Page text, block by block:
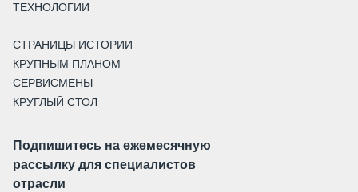
ТЕХНОЛОГИИ
СТРАНИЦЫ ИСТОРИИ
КРУПНЫМ ПЛАНОМ
СЕРВИСМЕНЫ
КРУГЛЫЙ СТОЛ
Подпишитесь на ежемесячную
рассылку для специалистов
отрасли